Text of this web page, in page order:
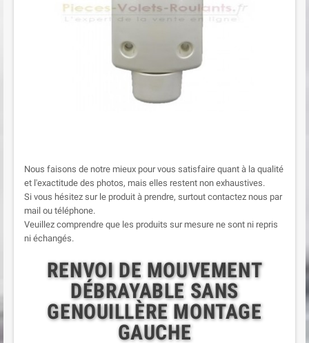
Nous faisons de notre mieux pour vous satisfaire quant à la qualité
et l'exactitude des photos, mais elles restent non exhaustives.
Si vous hésitez sur le produit à prendre, surtout contactez nous par
mail ou téléphone.
Veuillez comprendre que les produits sur mesure ne sont ni repris
ni échangés.
RENVOI DE MOUVEMENT
DÉBRAYABLE SANS
GENOUILLÈRE MONTAGE
GAUCHE